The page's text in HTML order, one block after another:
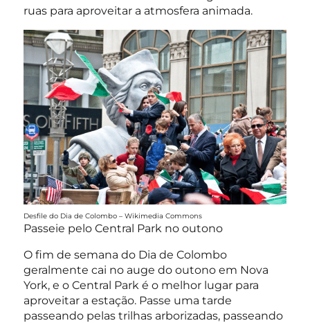
ruas para aproveitar a atmosfera animada.
Desfile do Dia de Colombo – Wikimedia Commons
Passeie pelo Central Park no outono
O fim de semana do Dia de Colombo
geralmente cai no auge do outono em Nova
York, e o Central Park é o melhor lugar para
aproveitar a estação. Passe uma tarde
passeando pelas trilhas arborizadas, passeando